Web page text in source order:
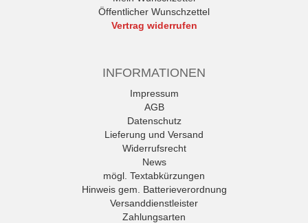
Öffentlicher Wunschzettel
Vertrag widerrufen
INFORMATIONEN
Impressum
AGB
Datenschutz
Lieferung und Versand
Widerrufsrecht
News
mögl. Textabkürzungen
Hinweis gem. Batterieverordnung
Versanddienstleister
Zahlungsarten